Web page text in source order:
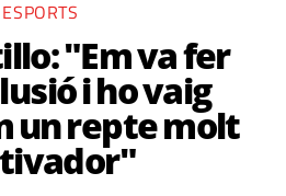
ESPORTS
"Em va fer
i ho vaig
un repte molt